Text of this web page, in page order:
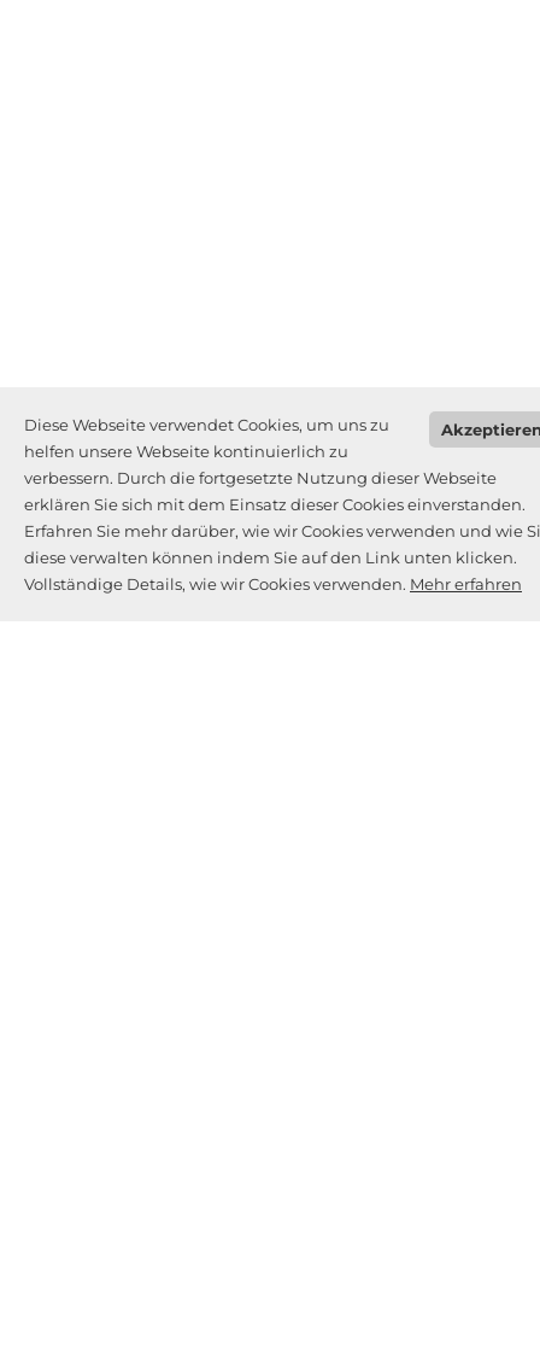
Diese Webseite verwendet Cookies, um uns zu
helfen unsere Webseite kontinuierlich zu
verbessern. Durch die fortgesetzte Nutzung dieser Webseite
erklären Sie sich mit dem Einsatz dieser Cookies einverstanden.
Erfahren Sie mehr darüber, wie wir Cookies verwenden und wie
diese verwalten können indem Sie auf den Link unten klicken.
Vollständige Details, wie wir Cookies verwenden. Mehr erfahren